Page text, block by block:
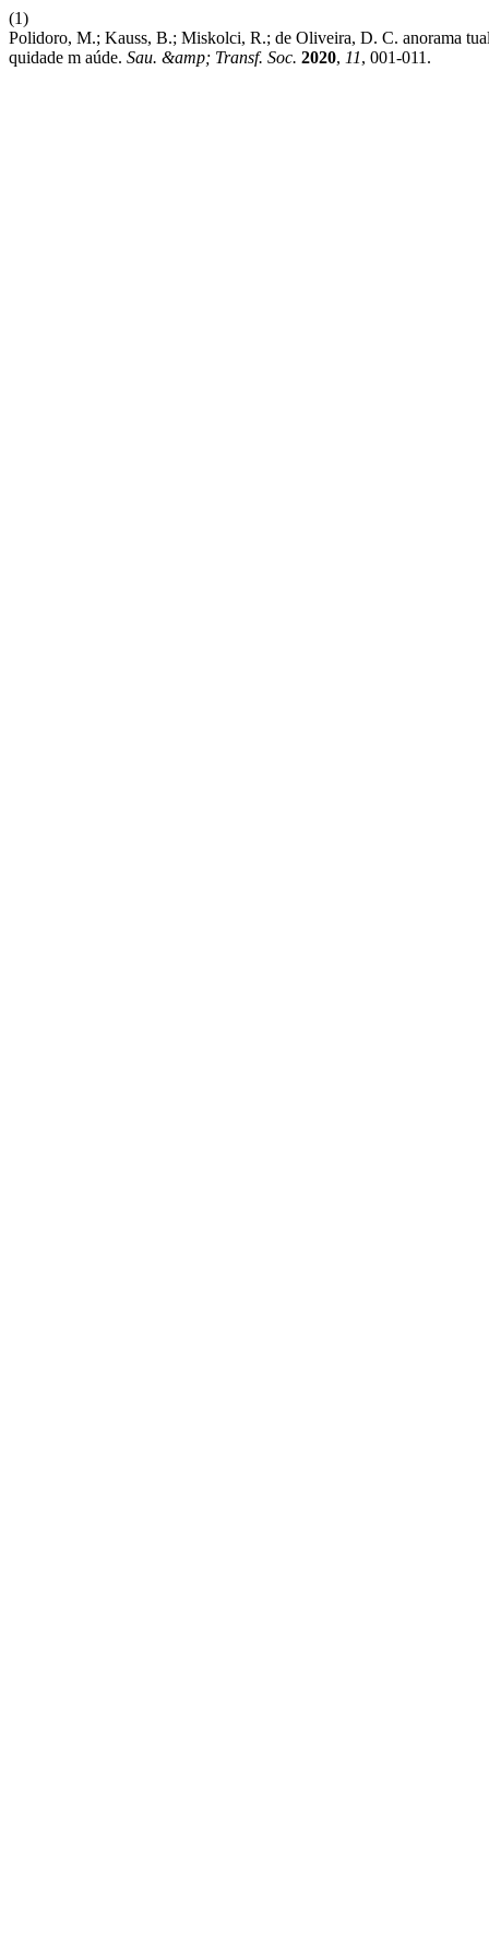
(1)
Polidoro, M.; Kauss, B.; Miskolci, R.; de Oliveira, D. C. anorama
quidade m aúde. Sau. &amp; Transf. Soc. 2020, 11, 001-011.